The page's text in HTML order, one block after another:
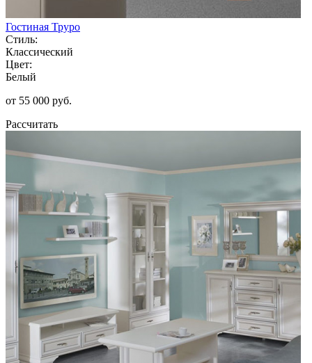
Гостиная Труро
Стиль:
Классический
Цвет:
Белый
от 55 000 руб.
Рассчитать